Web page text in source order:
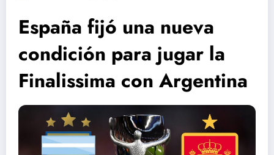
España fijó una nueva
condición para jugar la
Finalissima con Argentina